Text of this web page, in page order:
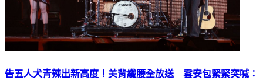
告五人犬青辣出新高度！美背纖腰全放送 雲安包緊緊突喊：